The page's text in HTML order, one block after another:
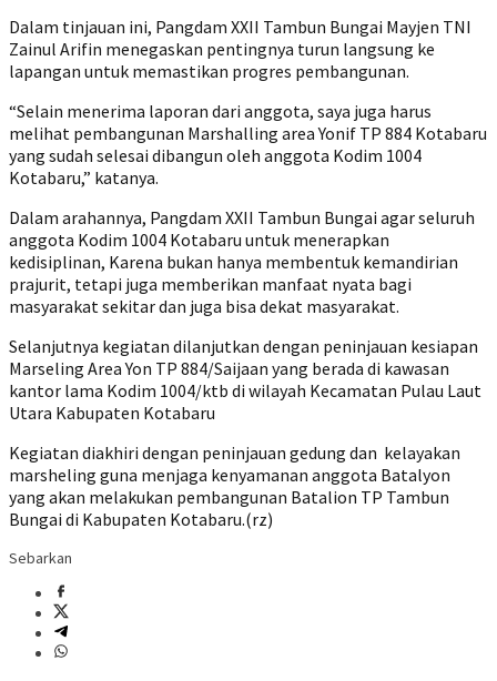
Dalam tinjauan ini, Pangdam XXII Tambun Bungai Mayjen TNI
Zainul Arifin menegaskan pentingnya turun langsung ke
lapangan untuk memastikan progres pembangunan.
“Selain menerima laporan dari anggota, saya juga harus
melihat pembangunan Marshalling area Yonif TP 884 Kotabaru
yang sudah selesai dibangun oleh anggota Kodim 1004
Kotabaru,” katanya.
Dalam arahannya, Pangdam XXII Tambun Bungai agar seluruh
anggota Kodim 1004 Kotabaru untuk menerapkan
kedisiplinan, Karena bukan hanya membentuk kemandirian
prajurit, tetapi juga memberikan manfaat nyata bagi
masyarakat sekitar dan juga bisa dekat masyarakat.
Selanjutnya kegiatan dilanjutkan dengan peninjauan kesiapan
Marseling Area Yon TP 884/Saijaan yang berada di kawasan
kantor lama Kodim 1004/ktb di wilayah Kecamatan Pulau Laut
Utara Kabupaten Kotabaru
Kegiatan diakhiri dengan peninjauan gedung dan kelayakan
marsheling guna menjaga kenyamanan anggota Batalyon
yang akan melakukan pembangunan Batalion TP Tambun
Bungai di Kabupaten Kotabaru.(rz)
Sebarkan